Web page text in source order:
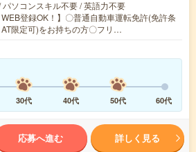
パソコンスキル不要 / 英語力不要
WEB登録OK！】〇普通自動車運転免許(免許条
限定可)をお持ちの方〇フリ…
30代 40代 50代 60代
応募へ進む 詳しく見る